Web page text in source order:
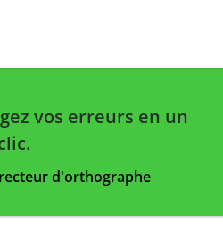
vos erreurs en un
d'orthographe